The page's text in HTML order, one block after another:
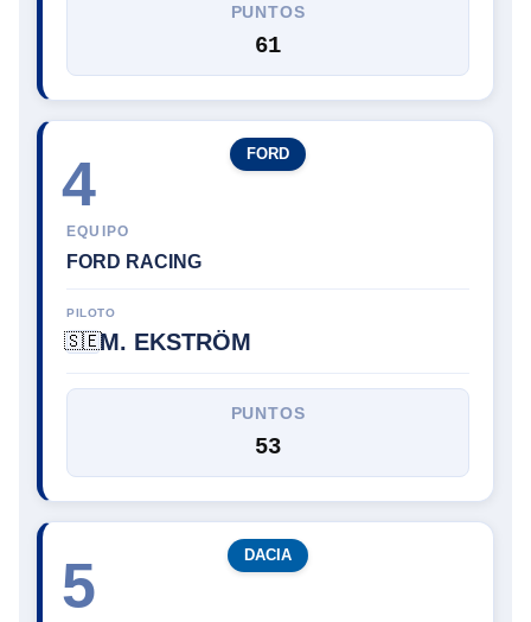
PUNTOS
61
4
EQUIPO
FORD RACING
FORD
PILOTO
🇸🇪M. EKSTRÖM
PUNTOS
53
5 DACIA